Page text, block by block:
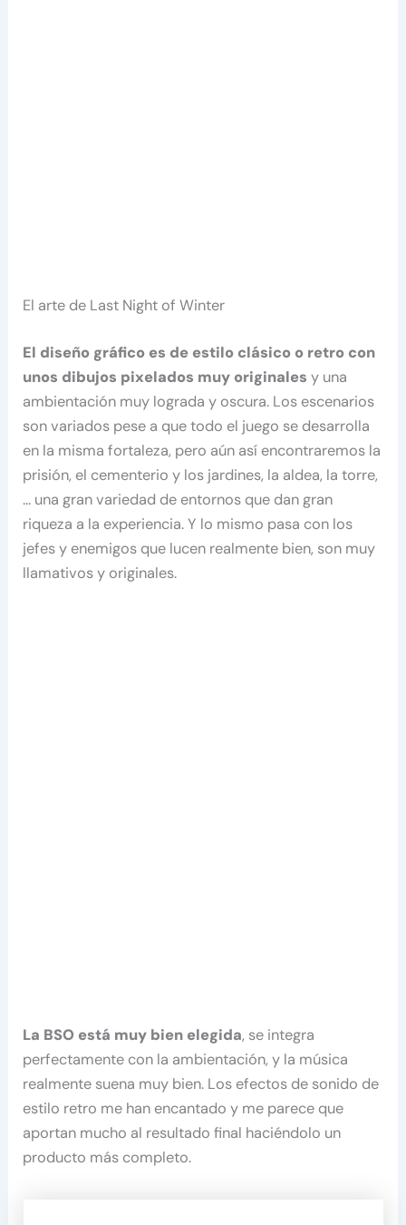
El arte de Last Night of Winter
El diseño gráfico es de estilo clásico o retro con
unos dibujos pixelados muy originales y una
ambientación muy lograda y oscura. Los escenarios
son variados pese a que todo el juego se desarrolla
en la misma fortaleza, pero aún así encontraremos la
prisión, el cementerio y los jardines, la aldea, la torre,
… una gran variedad de entornos que dan gran
riqueza a la experiencia. Y lo mismo pasa con los
jefes y enemigos que lucen realmente bien, son muy
llamativos y originales.
La BSO está muy bien elegida, se integra
perfectamente con la ambientación, y la música
realmente suena muy bien. Los efectos de sonido de
estilo retro me han encantado y me parece que
aportan mucho al resultado final haciéndolo un
producto más completo.